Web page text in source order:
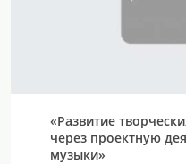
«Развитие
через проектную
музыки»